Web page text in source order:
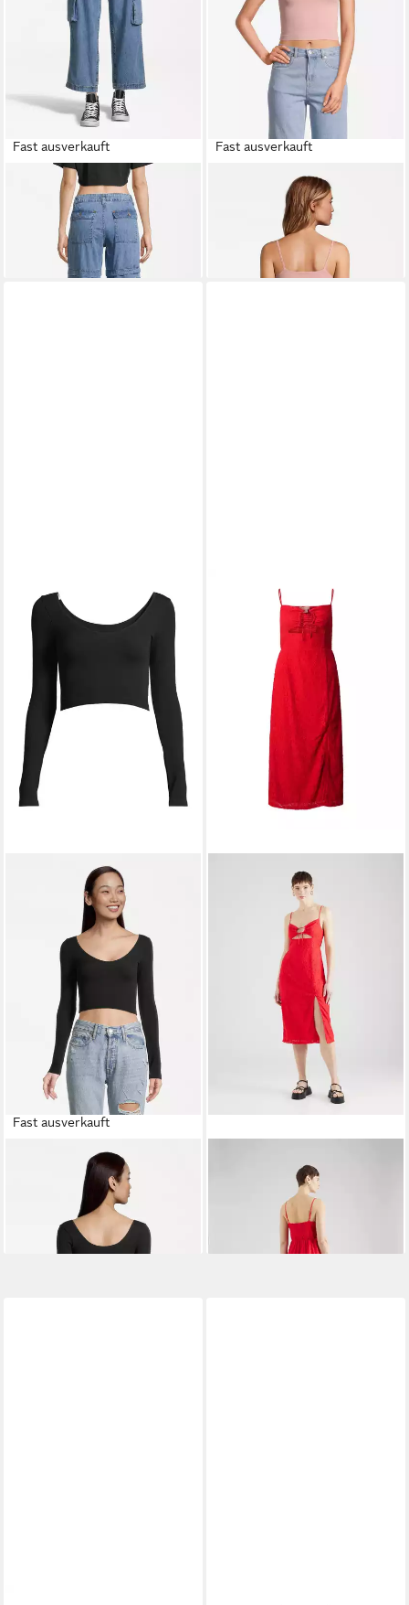
Fast ausverkauft
AÈROPOSTALECargojeans
(1-tlg) Plain/ohne Details
19,98 € 79,90 €
Fast ausverkauft
AÈROPOSTALESpaghettitop
(1-tlg) Plain/ohne Details
19,90 €
Fast ausverkauft
AÈROPOSTALE
Langarmshirt
(1-tlg) Plain/ohne Details
37,90 €
AÈROPOSTALEMidikleid (1-
ab 29,90 €
59,90 €